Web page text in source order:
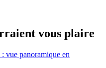
vous plaire